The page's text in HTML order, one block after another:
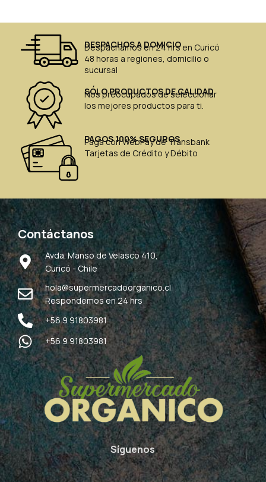
DESPACHOS A DOMICIO
Despachamos en 24 hrs en Curicó
48 horas a regiones, domicilio o
sucursal
SÓLO PRODUCTOS DE CALIDAD
Nos preocupados de seleccionar
los mejores productos para ti.
PAGOS 100% SEGUROS
Paga con WebPay de Transbank
Tarjetas de Crédito y Débito
Contáctanos
Avda. Manso de Velasco 410,
Curicó - Chile
hola@supermercadoorganico.cl
Respondemos en 24 hrs
+56 9 91803981
+56 9 91803981
Síguenos